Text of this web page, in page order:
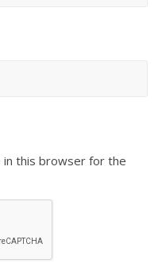
in this browser for the